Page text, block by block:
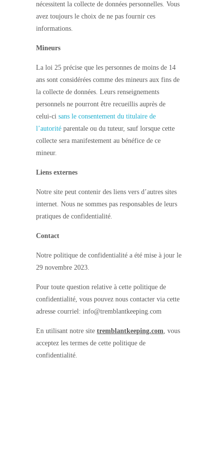
nécessitent la collecte de données personnelles. Vous
avez toujours le choix de ne pas fournir ces
informations.
Mineurs
La loi 25 précise que les personnes de moins de 14
ans sont considérées comme des mineurs aux fins de
la collecte de données. Leurs renseignements
personnels ne pourront être recueillis auprès de
celui-ci sans le consentement du titulaire de
l’autorité parentale ou du tuteur, sauf lorsque cette
collecte sera manifestement au bénéfice de ce
mineur.
Liens externes
Notre site peut contenir des liens vers d’autres sites
internet. Nous ne sommes pas responsables de leurs
pratiques de confidentialité.
Contact
Notre politique de confidentialité a été mise à jour le
29 novembre 2023.
Pour toute question relative à cette politique de
confidentialité, vous pouvez nous contacter via cette
adresse courriel: info@tremblantkeeping.com
En utilisant notre site tremblantkeeping.com, vous
acceptez les termes de cette politique de
confidentialité.